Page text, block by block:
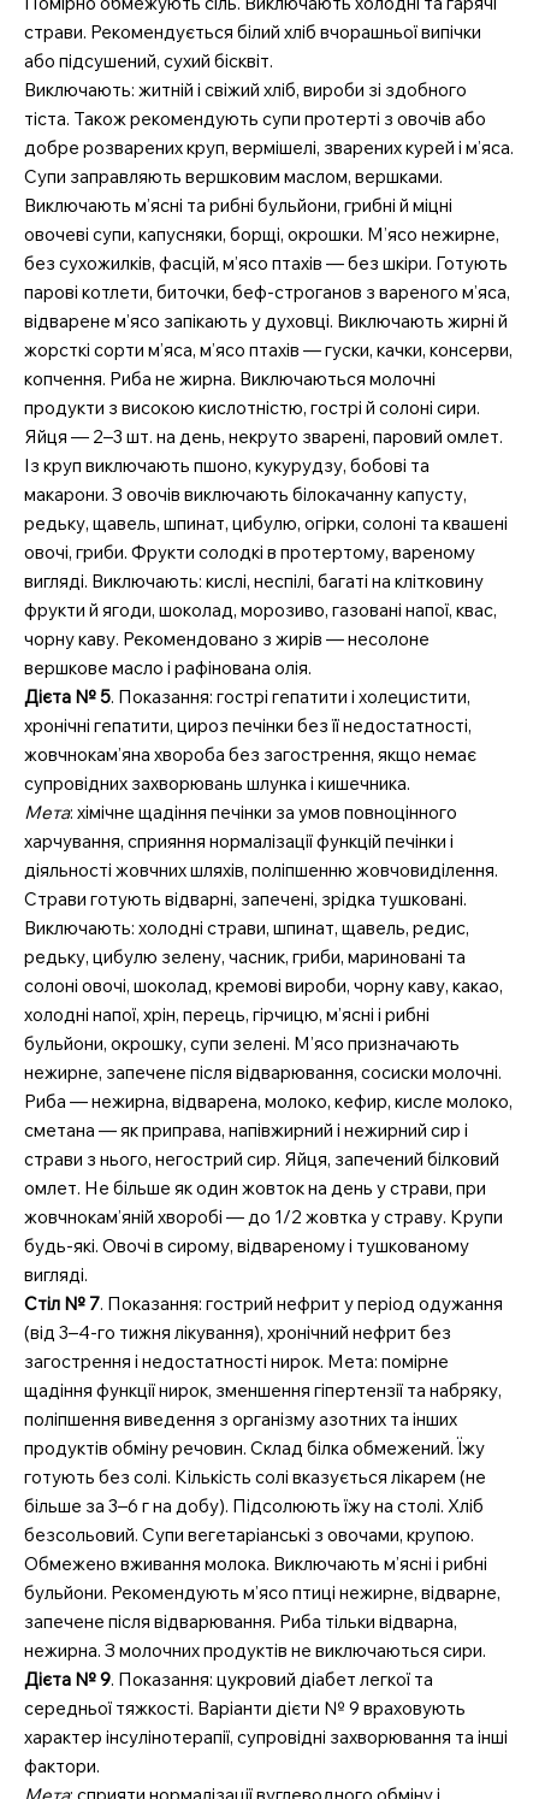
MedTerms.com.ua
професійний медичний
портал
страви. Рекомендується білий хліб вчорашньої випічки
або підсушений, сухий бісквіт.
Виключають: житній і свіжий хліб, вироби зі здобного
тіста. Також рекомендують супи протерті з овочів або
добре розварених круп, вермішелі, зварених курей і м’яса.
Супи заправляють вершковим маслом, вершками.
Виключають м’ясні та рибні бульйони, грибні й міцні
овочеві супи, капусняки, борщі, окрошки. М’ясо нежирне,
без сухожилків, фасцій, м’ясо птахів — без шкіри. Готують
парові котлети, биточки, беф-строганов з вареного м’яса,
відварене м’ясо запікають у духовці. Виключають жирні й
жорсткі сорти м’яса, м’ясо птахів — гуски, качки, консерви,
копчення. Риба не жирна. Виключаються молочні
продукти з високою кислотністю, гострі й солоні сири.
Яйця — 2–3 шт. на день, некруто зварені, паровий омлет.
Із круп виключають пшоно, кукурудзу, бобові та
макарони. З овочів виключають білокачанну капусту,
редьку, щавель, шпинат, цибулю, огірки, солоні та квашені
овочі, гриби. Фрукти солодкі в протертому, вареному
вигляді. Виключають: кислі, неспілі, багаті на клітковину
фрукти й ягоди, шоколад, морозиво, газовані напої, квас,
чорну каву. Рекомендовано з жирів — несолоне
вершкове масло і рафінована олія.
Дієта № 5. Показання: гострі гепатити і холецистити,
хронічні гепатити, цироз печінки без її недостатності,
жовчнокам’яна хвороба без загострення, якщо немає
супровідних захворювань шлунка і кишечника.
Мета: хімічне щадіння печінки за умов повноцінного
харчування, сприяння нормалізації функцій печінки і
діяльності жовчних шляхів, поліпшенню жовчовиділення.
Страви готують відварні, запечені, зрідка тушковані.
Виключають: холодні страви, шпинат, щавель, редис,
редьку, цибулю зелену, часник, гриби, мариновані та
солоні овочі, шоколад, кремові вироби, чорну каву, какао,
холодні напої, хрін, перець, гірчицю, м’ясні і рибні
бульйони, окрошку, супи зелені. М’ясо призначають
нежирне, запечене після відварювання, сосиски молочні.
Риба — нежирна, відварена, молоко, кефир, кисле молоко,
сметана — як приправа, напівжирний і нежирний сир і
страви з нього, негострий сир. Яйця, запечений білковий
омлет. Не більше як один жовток на день у страви, при
жовчнокам’яній хворобі — до 1/2 жовтка у страву. Крупи
будь-які. Овочі в сирому, відвареному і тушкованому
вигляді.
Стіл № 7. Показання: гострий нефрит у період одужання
(від 3–4-го тижня лікування), хронічний нефрит без
загострення і недостатності нирок. Мета: помірне
щадіння функції нирок, зменшення гіпертензії та набряку,
поліпшення виведення з організму азотних та інших
продуктів обміну речовин. Склад білка обмежений. Їжу
готують без солі. Кількість солі вказується лікарем (не
більше за 3–6 г на добу). Підсолюють їжу на столі. Хліб
безсольовий. Супи вегетаріанські з овочами, крупою.
Обмежено вживання молока. Виключають м’ясні і рибні
бульйони. Рекомендують м’ясо птиці нежирне, відварне,
запечене після відварювання. Риба тільки відварна,
нежирна. З молочних продуктів не виключаються сири.
Дієта № 9. Показання: цукровий діабет легкої та
середньої тяжкості. Варіанти дієти № 9 враховують
характер інсулінотерапії, супровідні захворювання та інші
фактори.